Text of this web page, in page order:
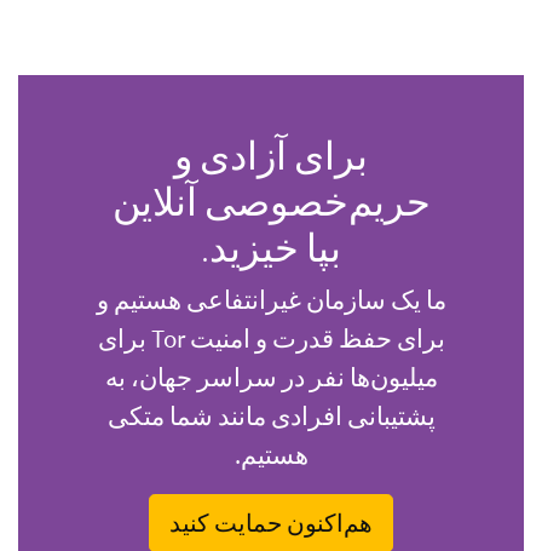
برای آزادی و
حریم‌خصوصی آنلاین
بپا خیزید.
ما یک سازمان غیرانتفاعی هستیم و
برای حفظ قدرت و امنیت Tor برای
میلیون‌ها نفر در سراسر جهان، به
پشتیبانی افرادی مانند شما متکی
هستیم.
هم‌اکنون حمایت کنید